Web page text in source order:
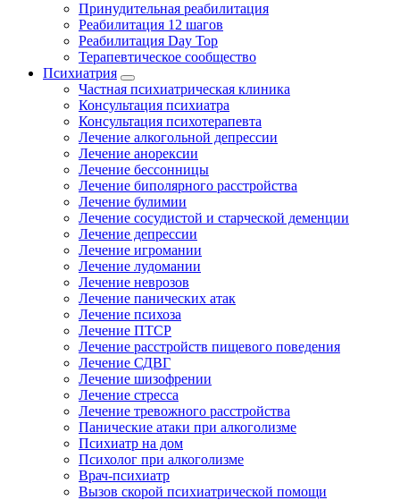
Принудительная реабилитация
Реабилитация 12 шагов
Реабилитация Day Top
Терапевтическое сообщество
Психиатрия
Частная психиатрическая клиника
Консультация психиатра
Консультация психотерапевта
Лечение алкогольной депрессии
Лечение анорексии
Лечение бессонницы
Лечение биполярного расстройства
Лечение булимии
Лечение сосудистой и старческой деменции
Лечение депрессии
Лечение игромании
Лечение лудомании
Лечение неврозов
Лечение панических атак
Лечение психоза
Лечение ПТСР
Лечение расстройств пищевого поведения
Лечение СДВГ
Лечение шизофрении
Лечение стресса
Лечение тревожного расстройства
Панические атаки при алкоголизме
Психиатр на дом
Психолог при алкоголизме
Врач-психиатр
Вызов скорой психиатрической помощи